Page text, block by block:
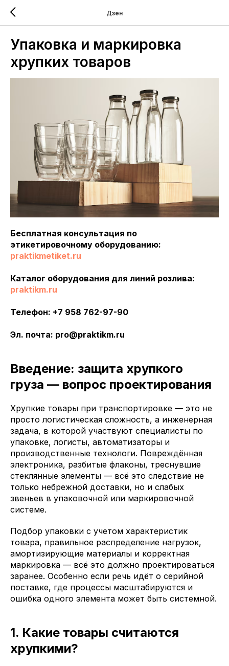
Дзен
Упаковка и маркировка
хрупких товаров
Бесплатная консультация по
этикетировочному оборудованию:
praktikmetiket.ru
Каталог оборудования для линий розлива:
praktikm.ru
Телефон: +7 958 762-97-90
Эл. почта: pro@praktikm.ru
Введение: защита хрупкого
груза — вопрос проектирования
Хрупкие товары при транспортировке — это не
просто логистическая сложность, а инженерная
задача, в которой участвуют специалисты по
упаковке, логисты, автоматизаторы и
производственные технологи. Повреждённая
электроника, разбитые флаконы, треснувшие
стеклянные элементы — всё это следствие не
только небрежной доставки, но и слабых
звеньев в упаковочной или маркировочной
системе.
Подбор упаковки с учетом характеристик
товара, правильное распределение нагрузок,
амортизирующие материалы и корректная
маркировка — всё это должно проектироваться
заранее. Особенно если речь идёт о серийной
поставке, где процессы масштабируются и
ошибка одного элемента может быть системной.
1. Какие товары считаются
хрупкими?